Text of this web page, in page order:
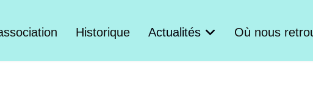
Historique Actualités Où nous